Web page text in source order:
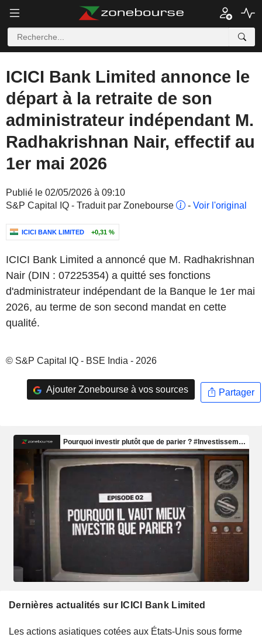
ICICI Bank Limited annonce le
départ à la retraite de son
administrateur indépendant M.
Radhakrishnan Nair, effectif au
1er mai 2026
Publié le 02/05/2026 à 09:10
S&P Capital IQ - Traduit par Zonebourse
- Voir l'original
ICICI BANK LIMITED +0,31 %
ICICI Bank Limited a annoncé que M. Radhakrishnan
Nair (DIN : 07225354) a quitté ses fonctions
d'administrateur indépendant de la Banque le 1er mai
2026, au terme de son second mandat en cette
qualité.
© S&P Capital IQ - BSE India - 2026
Ajouter Zonebourse à vos sources Partager
Dernières actualités sur ICICI Bank Limited
Les actions asiatiques cotées aux États-Unis sous forme